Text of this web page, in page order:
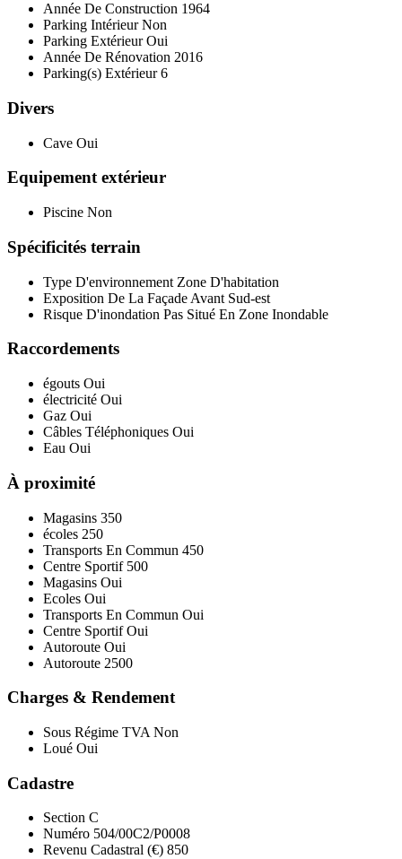
Année De Construction 1964
Parking Intérieur Non
Parking Extérieur Oui
Année De Rénovation 2016
Parking(s) Extérieur 6
Divers
Cave Oui
Equipement extérieur
Piscine Non
Spécificités terrain
Type D'environnement Zone D'habitation
Exposition De La Façade Avant Sud-est
Risque D'inondation Pas Situé En Zone Inondable
Raccordements
égouts Oui
électricité Oui
Gaz Oui
Câbles Téléphoniques Oui
Eau Oui
À proximité
Magasins 350
écoles 250
Transports En Commun 450
Centre Sportif 500
Magasins Oui
Ecoles Oui
Transports En Commun Oui
Centre Sportif Oui
Autoroute Oui
Autoroute 2500
Charges & Rendement
Sous Régime TVA Non
Loué Oui
Cadastre
Section C
Numéro 504/00C2/P0008
Revenu Cadastral (€) 850